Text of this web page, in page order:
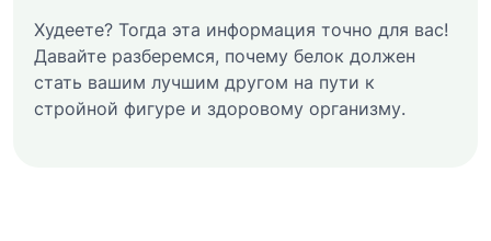
Худеете? Тогда эта информация точно для вас!
Давайте разберемся, почему белок должен
стать вашим лучшим другом на пути к
стройной фигуре и здоровому организму.